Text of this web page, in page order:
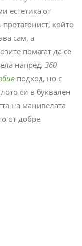
естетика от
който
сам, а
помагат да се
напред. 360
подход, но с
си в буквален
на манивелата
от добре